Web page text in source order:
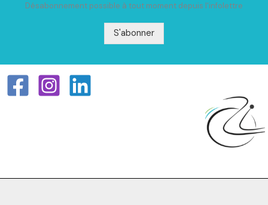
Désabonnement possible à tout moment depuis l'infolettre
S'abonner